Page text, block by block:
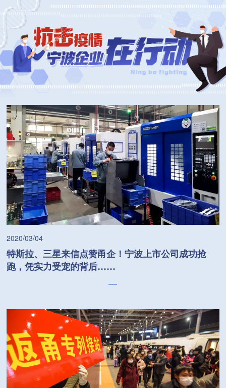
2020/03/04
特斯拉、三星来信点赞甬企！宁波上市公司成功抢
跑，凭实力受宠的背后……